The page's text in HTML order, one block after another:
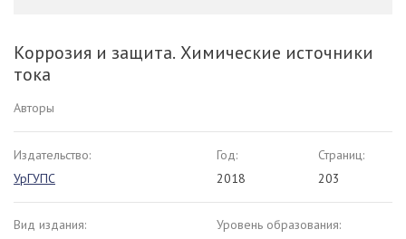
Коррозия и защита. Химические источники
тока
Авторы
Издательство:
УрГУПС
Год:
2018
Страниц:
203
Вид издания:
Уровень образования: